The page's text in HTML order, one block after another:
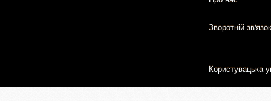
Зворотній зв'язок
Користувацька